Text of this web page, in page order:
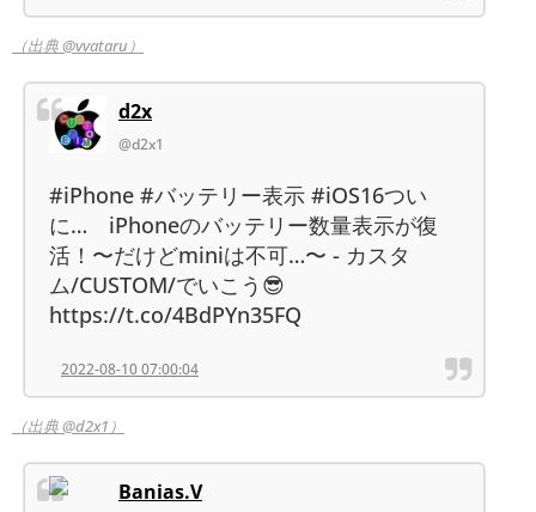
（出典 @vvataru）
d2x
@d2x1
#iPhone #バッテリー表示 #iOS16つい
に… iPhoneのバッテリー数量表示が復
活！〜だけどminiは不可…〜 - カスタ
ム/CUSTOM/でいこう😎
https://t.co/4BdPYn35FQ
2022-08-10 07:00:04
（出典 @d2x1）
Banias.V